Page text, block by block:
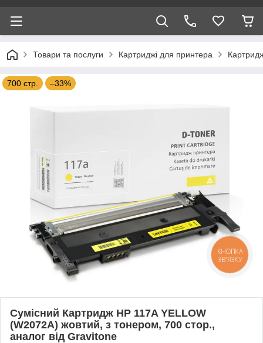
Товари та послуги Картриджі для принтера
700 стр. –33%
Сумісний Картридж HP 117A YELLOW
(W2072A) жовтий, з тонером, 700 стор.,
аналог від Gravitone
КНОПКА
ЗВ'ЯЗКУ